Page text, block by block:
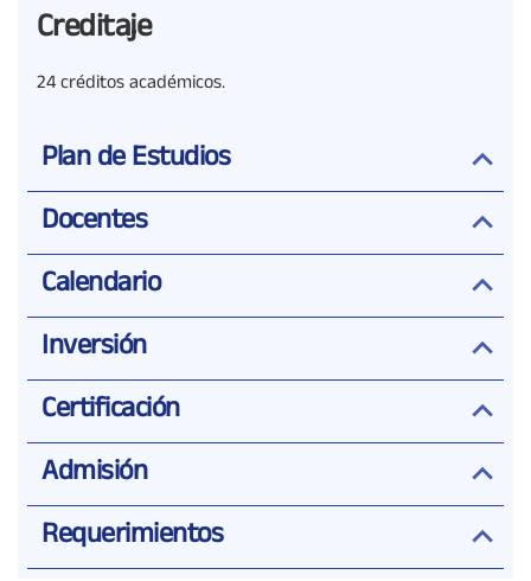
Creditaje
24 créditos académicos.
Plan de Estudios
Docentes
Calendario
Inversión
Certificación
Admisión
Requerimientos